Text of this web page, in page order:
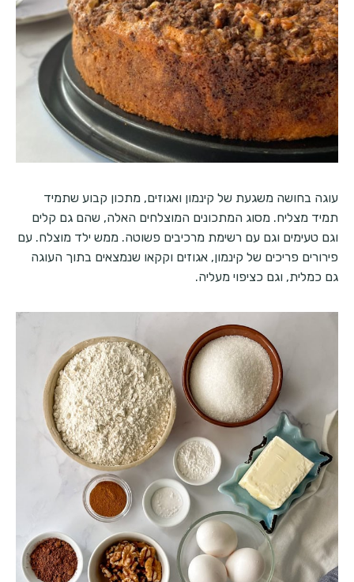
עוגה בחושה משגעת של קינמון ואגוזים, מתכון קבוע שתמיד
תמיד מצליח. מסוג המתכונים המוצלחים האלה, שהם גם קלים
וגם טעימים וגם עם רשימת מרכיבים פשוטה. ממש ילד מוצלח. עם
פירורים פריכים של קינמון, אגוזים וקקאו שנמצאים בתוך העוגה
גם כמלית, וגם כציפוי מעליה.